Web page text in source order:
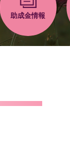
助成金情報